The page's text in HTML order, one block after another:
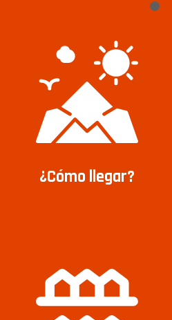
¿Cómo llegar?